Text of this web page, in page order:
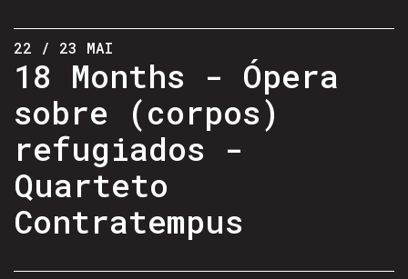
22 / 23 MAI
18 Months - Ópera
sobre (corpos)
refugiados -
Quarteto
Contratempus